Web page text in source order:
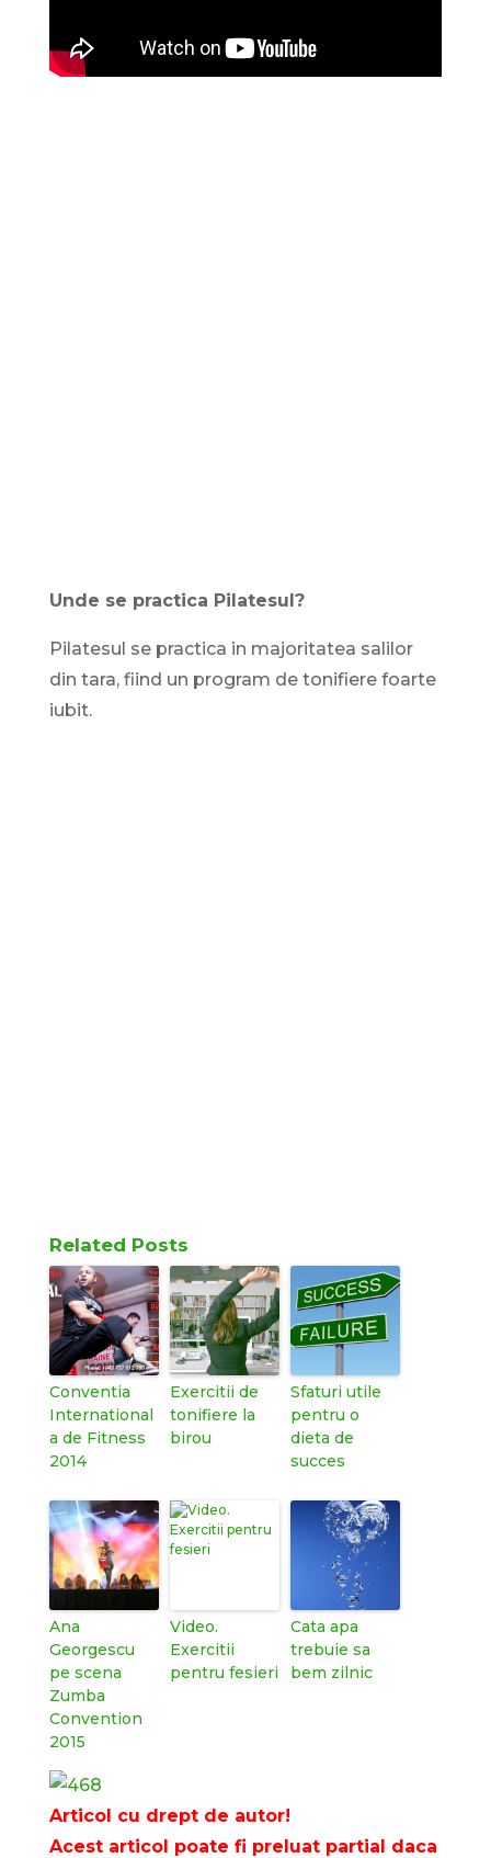
Unde se practica Pilatesul?
Pilatesul se practica in majoritatea salilor
din tara, fiind un program de tonifiere foarte
iubit.
Related Posts
Conventia
International
a de Fitness
2014
Exercitii de
tonifiere la
birou
Sfaturi utile
pentru o
dieta de
succes
Ana
Georgescu
pe scena
Zumba
Convention
2015
Video.
Exercitii
pentru fesieri
Cata apa
trebuie sa
bem zilnic
Articol cu drept de autor!
Acest articol poate fi preluat partial daca